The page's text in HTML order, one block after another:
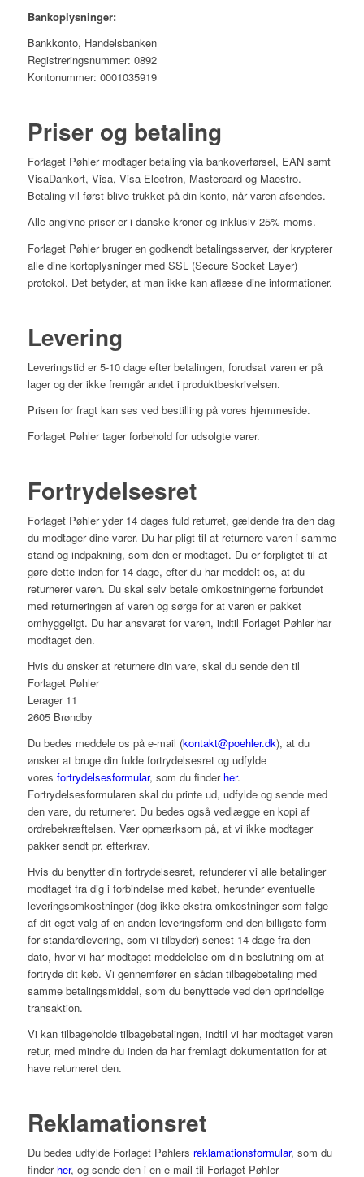
Bankoplysninger:
Bankkonto, Handelsbanken
Registreringsnummer: 0892
Kontonummer: 0001035919
Priser og betaling
Forlaget Pøhler modtager betaling via bankoverførsel, EAN samt
VisaDankort, Visa, Visa Electron, Mastercard og Maestro.
Betaling vil først blive trukket på din konto, når varen afsendes.
Alle angivne priser er i danske kroner og inklusiv 25% moms.
Forlaget Pøhler bruger en godkendt betalingsserver, der krypterer
alle dine kortoplysninger med SSL (Secure Socket Layer)
protokol. Det betyder, at man ikke kan aflæse dine informationer.
Levering
Leveringstid er 5-10 dage efter betalingen, forudsat varen er på
lager og der ikke fremgår andet i produktbeskrivelsen.
Prisen for fragt kan ses ved bestilling på vores hjemmeside.
Forlaget Pøhler tager forbehold for udsolgte varer.
Fortrydelsesret
Forlaget Pøhler yder 14 dages fuld returret, gældende fra den dag
du modtager dine varer. Du har pligt til at returnere varen i samme
stand og indpakning, som den er modtaget. Du er forpligtet til at
gøre dette inden for 14 dage, efter du har meddelt os, at du
returnerer varen. Du skal selv betale omkostningerne forbundet
med returneringen af varen og sørge for at varen er pakket
omhyggeligt. Du har ansvaret for varen, indtil Forlaget Pøhler har
modtaget den.
Hvis du ønsker at returnere din vare, skal du sende den til
Forlaget Pøhler
Lerager 11
2605 Brøndby
Du bedes meddele os på e-mail (kontakt@poehler.dk), at du
ønsker at bruge din fulde fortrydelsesret og udfylde
vores fortrydelsesformular, som du finder her.
Fortrydelsesformularen skal du printe ud, udfylde og sende med
den vare, du returnerer. Du bedes også vedlægge en kopi af
ordrebekræftelsen. Vær opmærksom på, at vi ikke modtager
pakker sendt pr. efterkrav.
Hvis du benytter din fortrydelsesret, refunderer vi alle betalinger
modtaget fra dig i forbindelse med købet, herunder eventuelle
leveringsomkostninger (dog ikke ekstra omkostninger som følge
af dit eget valg af en anden leveringsform end den billigste form
for standardlevering, som vi tilbyder) senest 14 dage fra den
dato, hvor vi har modtaget meddelelse om din beslutning om at
fortryde dit køb. Vi gennemfører en sådan tilbagebetaling med
samme betalingsmiddel, som du benyttede ved den oprindelige
transaktion.
Vi kan tilbageholde tilbagebetalingen, indtil vi har modtaget varen
retur, med mindre du inden da har fremlagt dokumentation for at
have returneret den.
Reklamationsret
Du bedes udfylde Forlaget Pøhlers reklamationsformular, som du
finder her, og sende den i en e-mail til Forlaget Pøhler